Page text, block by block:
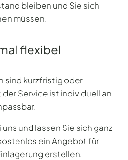
bleiben und Sie sich
müssen.
flexibel
sind kurzfristig oder
Service ist individuell an
und lassen Sie sich ganz
ein Angebot für
erstellen.